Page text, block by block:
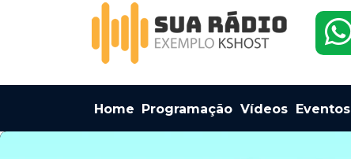
Home Programação Vídeos Eventos